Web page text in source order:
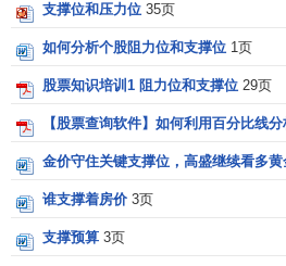
格。因此，你会说在90美元或91美
支撑位与阻力位的关系
在股价运行时，阻力与支撑是可
未来重要的支撑位；反之，如果重
则该价位反而变成今后股价上涨的
相关条目
支撑位和压力位 35页
如何分析个股阻力位和支撑位 1页
股票知识培训1 阻力位和支撑位 29页
【股票查询软件】如何利用百分比线
金价守住关键支撑位，高盛继续看多
谁支撑着房价 3页
支撑预算 3页